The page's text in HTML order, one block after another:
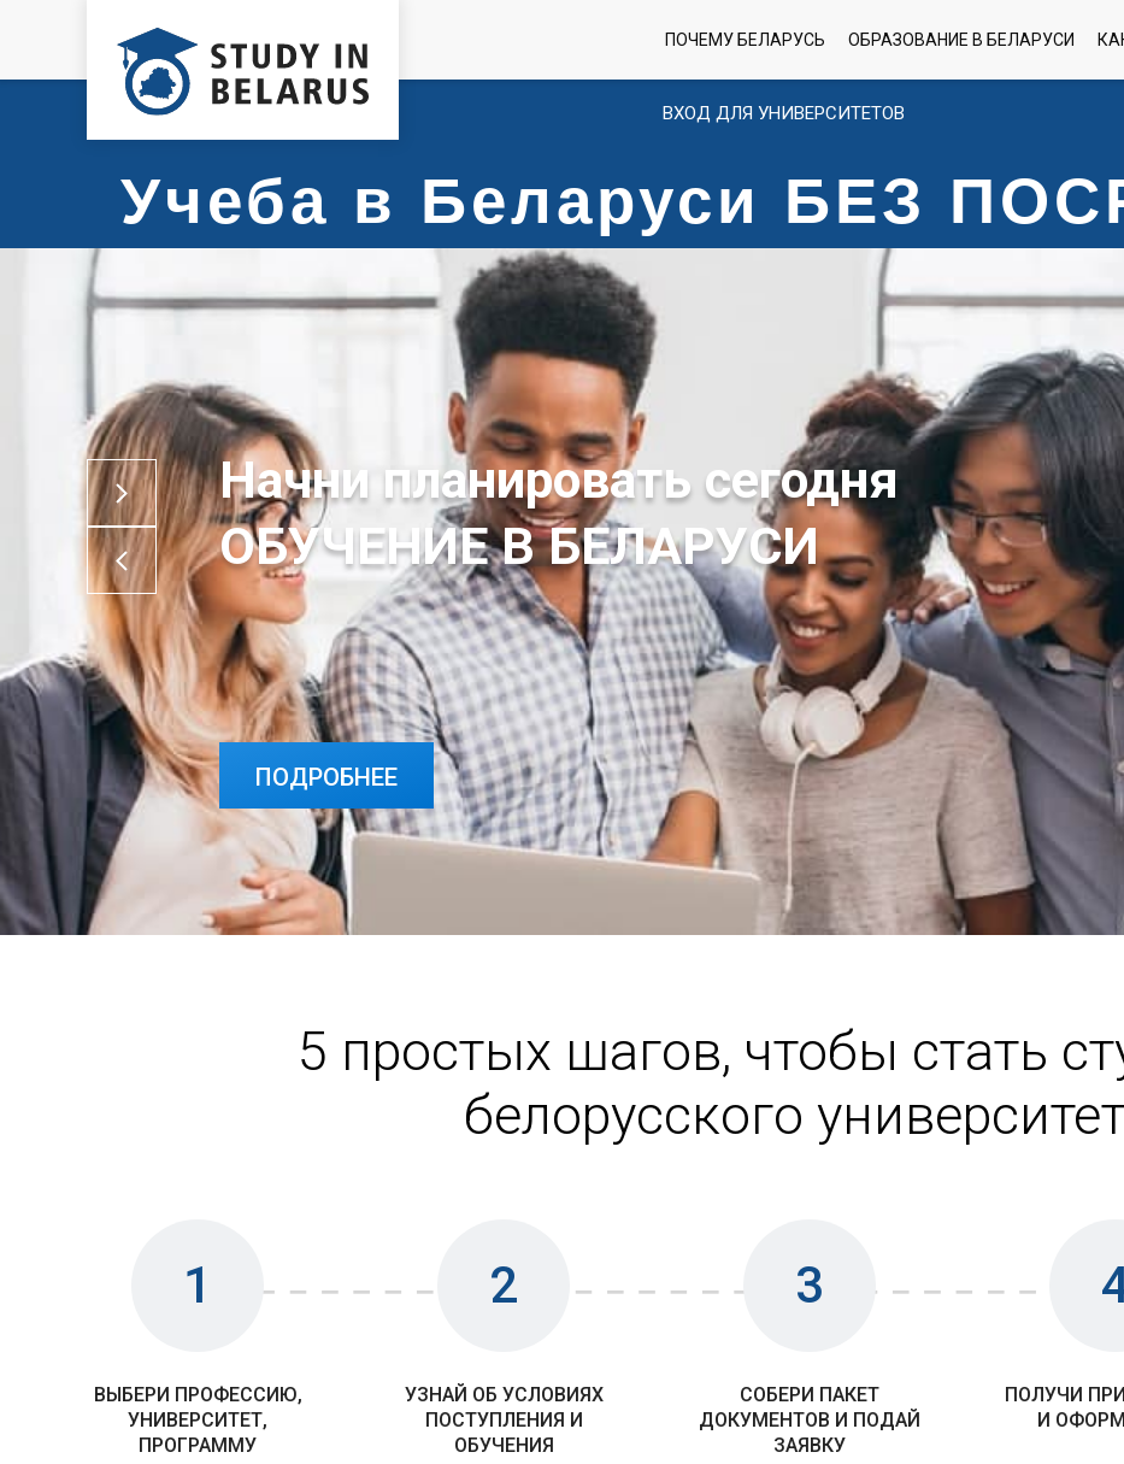
ВХОД ДЛЯ УНИВЕРСИТЕТОВ
ПОЧЕМУ БЕЛАРУСЬ ОБРАЗОВАНИЕ В БЕЛАРУСИ
Учеба в Беларуси БЕЗ
ОБУЧЕНИЕ В БЕЛАРУСИ
ПОДРОБНЕЕ
5 простых шагов, чтобы стать
белорусского
1
ВЫБЕРИ ПРОФЕССИЮ,
УНИВЕРСИТЕТ,
ПРОГРАММУ
2
УЗНАЙ ОБ УСЛОВИЯХ
ПОСТУПЛЕНИЯ И
ОБУЧЕНИЯ
3
СОБЕРИ ПАКЕТ
ДОКУМЕНТОВ И ПОДАЙ
ЗАЯВКУ
ПОЛУЧИ
И